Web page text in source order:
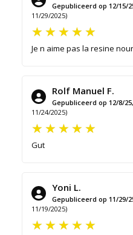
Gepubliceerd op 12/15/
11/29/2025)
Je n aime pas la resine
Rolf Manuel F.
Gepubliceerd op 12/8/
11/24/2025)
Gut
Yoni L.
Gepubliceerd op 11/29/
11/19/2025)